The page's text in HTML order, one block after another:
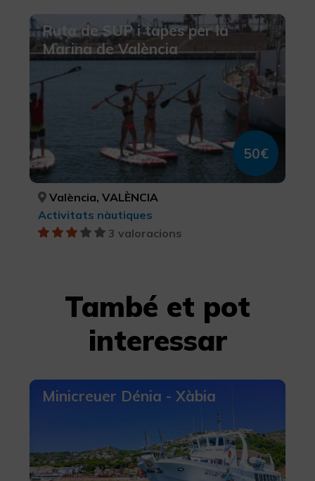
Ruta de SUP i tapes per la
Marina de València
50€
València, VALÈNCIA
Activitats nàutiques
3 valoracions
També et pot
interessar
Minicreuer Dénia - Xàbia